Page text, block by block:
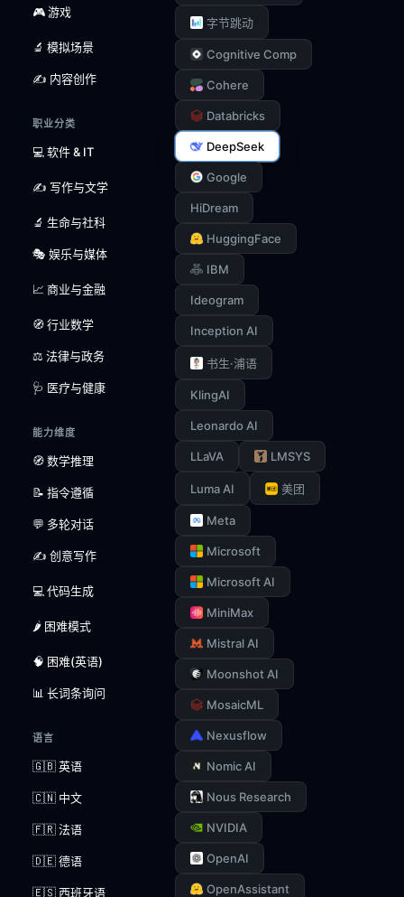
🎮 游戏
🔬 模拟场景
✍️ 内容创作
职业分类
💻 软件 & IT
✍️ 写作与文学
🔬 生命与社科
🎭 娱乐与媒体
📈 商业与金融
🧭 行业数学
⚖️ 法律与政务
🩺 医疗与健康
能力维度
🧭 数学推理
📝 指令遵循
💬 多轮对话
✍️ 创意写作
💻 代码生成
🌶️ 困难模式
🧠 困难(英语)
📊 长词条询问
语言
🇬🇧 英语
🇨🇳 中文
🇫🇷 法语
🇩🇪 德语
🇪🇸 西班牙语
字节跳动
Cognitive Comp
Cohere
Databricks
DeepSeek
Google
HiDream
HuggingFace
IBM
Ideogram
Inception AI
书生·浦语
KlingAI
Leonardo AI
LLaVA LMSYS
Luma AI 美团
Meta
Microsoft
Microsoft AI
MiniMax
Mistral AI
Moonshot AI
MosaicML
Nexusflow
Nomic AI
Nous Research
NVIDIA
OpenAI
OpenAssistant